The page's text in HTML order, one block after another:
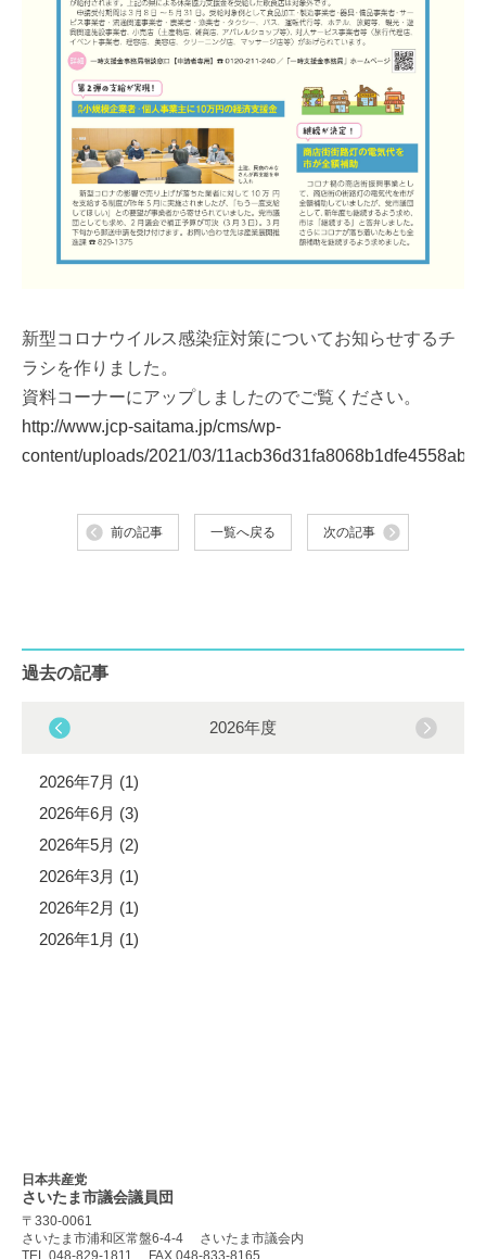
新型コロナウイルス感染症対策についてお知らせするチ
ラシを作りました。
資料コーナーにアップしましたのでご覧ください。
http://www.jcp-saitama.jp/cms/wp-
content/uploads/2021/03/
前の記事 一覧へ戻る 次の記事
過去の記事
2026年度
2026年7月 (1)
2026年6月 (3)
2026年5月 (2)
2026年3月 (1)
2026年2月 (1)
2026年1月 (1)
日本共産党
さいたま市議会議員団
〒330-0061
さいたま市浦和区常盤6-4-4
さいたま市議会内